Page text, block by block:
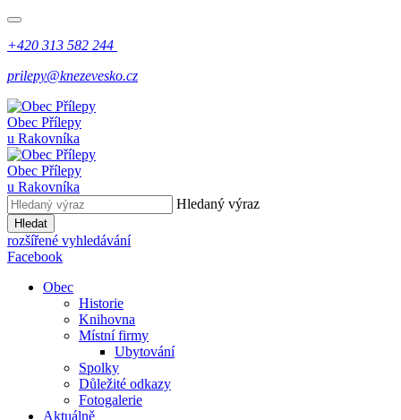
+420 313 582 244
prilepy@knezevesko.cz
Obec Přílepy
u Rakovníka
Obec Přílepy
u Rakovníka
Hledaný výraz
Hledat
rozšířené vyhledávání
Facebook
Obec
Historie
Knihovna
Místní firmy
Ubytování
Spolky
Důležité odkazy
Fotogalerie
Aktuálně